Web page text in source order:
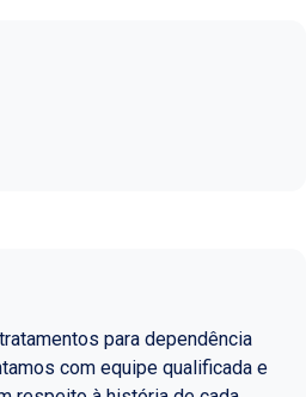
para dependência
com equipe qualificada e